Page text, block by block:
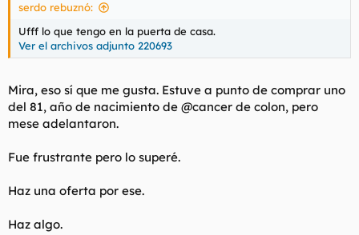
serdo rebuznó:
Ufff lo que tengo en la puerta de casa.
Ver el archivos adjunto 220693
Mira, eso sí que me gusta. Estuve a punto de comprar uno
del 81, año de nacimiento de @cancer de colon, pero
mese adelantaron.
Fue frustrante pero lo superé.
Haz una oferta por ese.
Haz algo.